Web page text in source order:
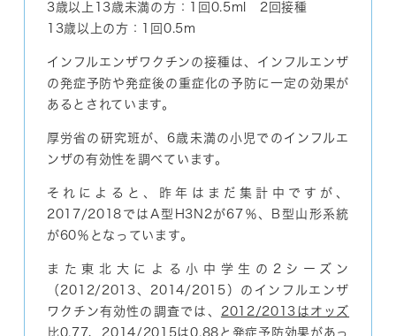
3歳以上13歳未満の方：1回0.5ml 2回接種
13歳以上の方：1回0.5m
インフルエンザワクチンの接種は、インフルエンザ
の発症予防や発症後の重症化の予防に一定の効果が
あるとされています。
厚労省の研究班が、6歳未満の小児でのインフルエ
ンザの有効性を調べています。
それによると、昨年はまだ集計中ですが、
2017/2018ではA型H3N2が67％、B型山形系統
が60％となっています。
また東北大による小中学生の2シーズン
（2012/2013、2014/2015）のインフルエンザ
ワクチン有効性の調査では、 2012/2013はオッズ
比0.77、 2014/2015は0.88 と発症予防効果があっ